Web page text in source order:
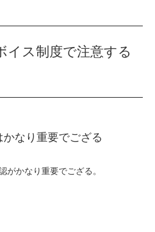
イス制度で注意する
なり重要でござる
がかなり重要でござる。